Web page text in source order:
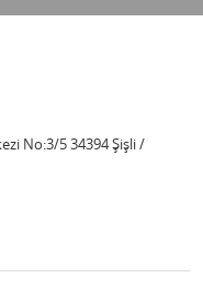
No:3/5 34394 Şişli /